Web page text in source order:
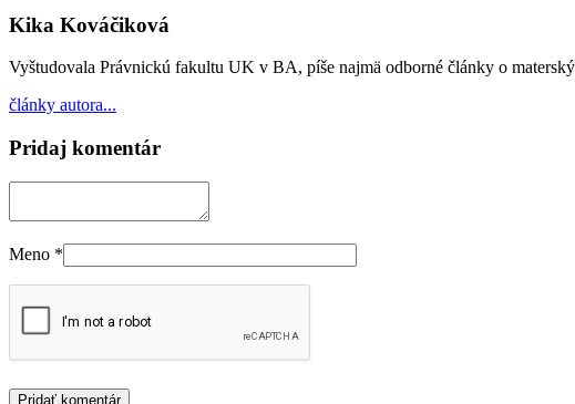
Kika Kováčiková
Vyštudovala Právnickú fakultu UK v BA, píše najmä odborné články o
články autora...
Pridaj komentár
Meno *